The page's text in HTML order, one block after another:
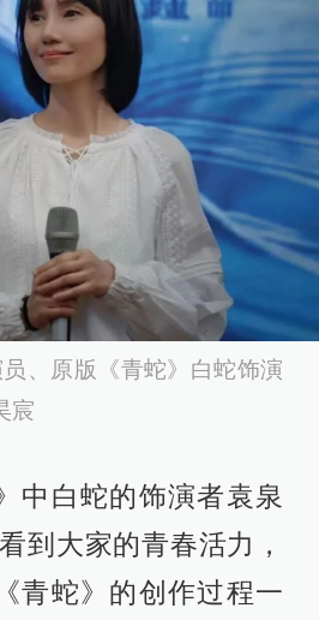
、原版《青蛇》白蛇饰演
宸
中白蛇的饰演者袁泉
到大家的青春活力，
青蛇》的创作过程一